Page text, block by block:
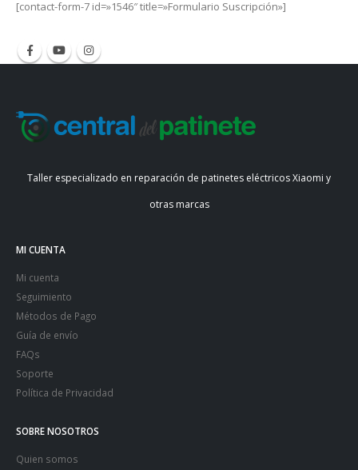
[contact-form-7 id=»1546″ title=»Formulario Suscripción»]
Taller especializado en reparación de patinetes eléctricos Xiaomi y
otras marcas
MI CUENTA
Mi cuenta
Seguimiento
Métodos de Pago
Guía de envío
FAQs
Soporte
Política de Privacidad
SOBRE NOSOTROS
Quien somos